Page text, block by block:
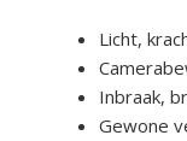
Licht,
Inbraak,
Gewone